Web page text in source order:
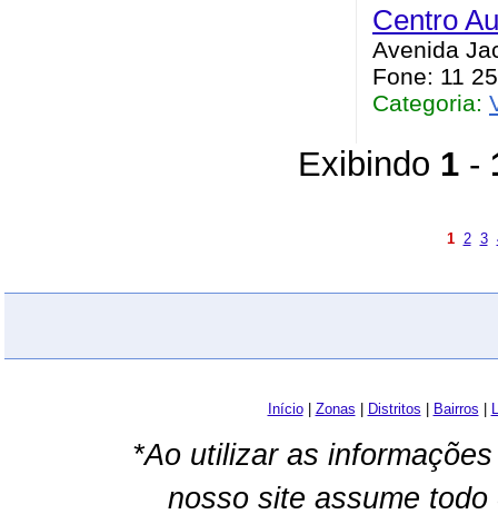
Centro
Avenida
Fone: 11
Categoria:
Exibindo 1-
1 2 3
Início| Zonas Distritos Bairros
*Ao utilizar as
nosso site assume